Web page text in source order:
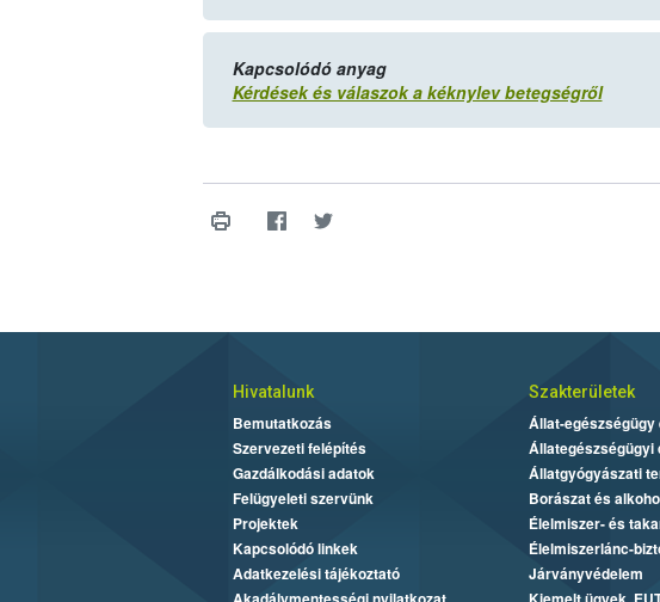
Kapcsolódó anyag
Kérdések és válaszok a kéknylev betegségről
Hivatalunk
Bemutatkozás
Szervezeti felépítés
Gazdálkodási adatok
Felügyeleti szervünk
Projektek
Kapcsolódó linkek
Adatkezelési tájékoztató
Szakterületek
Állat-
Állategészségügyi
Állatgyógyászati
Borászat és
Élelmiszer- és
Élelmiszerlánc-
Járványvédelem